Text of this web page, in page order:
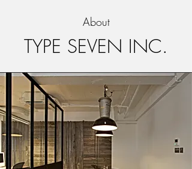
About
TYPE SEVEN INC.